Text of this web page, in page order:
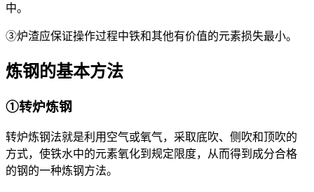
中。
③炉渣应保证操作过程中铁和其他有价值的元素损失最小。
炼钢的基本方法
①转炉炼钢
转炉炼钢法就是利用空气或氧气，采取底吹、侧吹和顶吹的
方式，使铁水中的元素氧化到规定限度，从而得到成分合格
的钢的一种炼钢方法。